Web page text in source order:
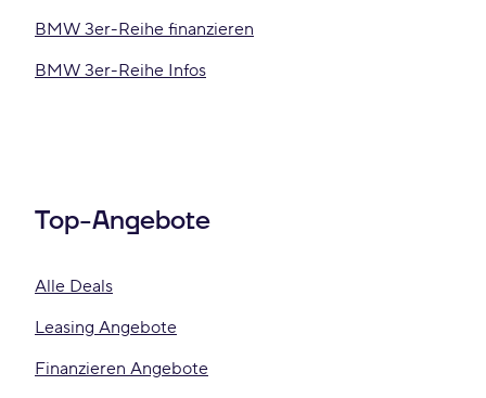
BMW 3er-Reihe finanzieren
BMW 3er-Reihe Infos
Top-Angebote
Alle Deals
Leasing Angebote
Finanzieren Angebote